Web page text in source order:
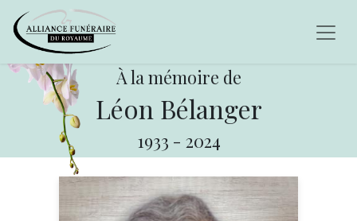
À la mémoire de
Léon Bélanger
1933 - 2024